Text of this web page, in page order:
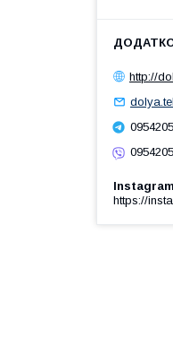
http://
Instagram
https://